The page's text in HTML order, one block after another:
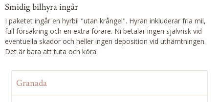
Smidig bilhyra ingår
I paketet ingår en hyrbil "utan krångel". Hyran inkluderar fria mil,
full försäkring och en extra förare. Ni betalar ingen självrisk vid
eventuella skador och heller ingen deposition vid uthämtningen.
Det är bara att tuta och köra.
Granada